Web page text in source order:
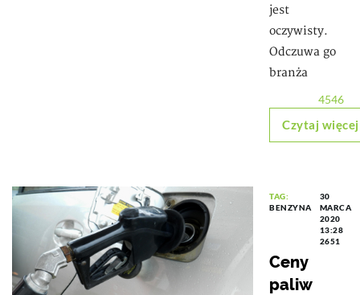
jest
oczywisty.
Odczuwa go
branża
4546
Czytaj więcej
TAG:
BENZYNA
30
MARCA
2020
13:28
2651
Ceny
paliw